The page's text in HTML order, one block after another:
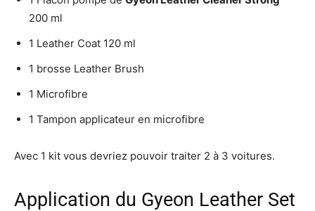
200 ml
1 Leather Coat 120 ml
1 brosse Leather Brush
1 Microfibre
1 Tampon applicateur en microfibre
Avec 1 kit vous devriez pouvoir traiter 2 à 3 voitures.
Application du Gyeon Leather Set